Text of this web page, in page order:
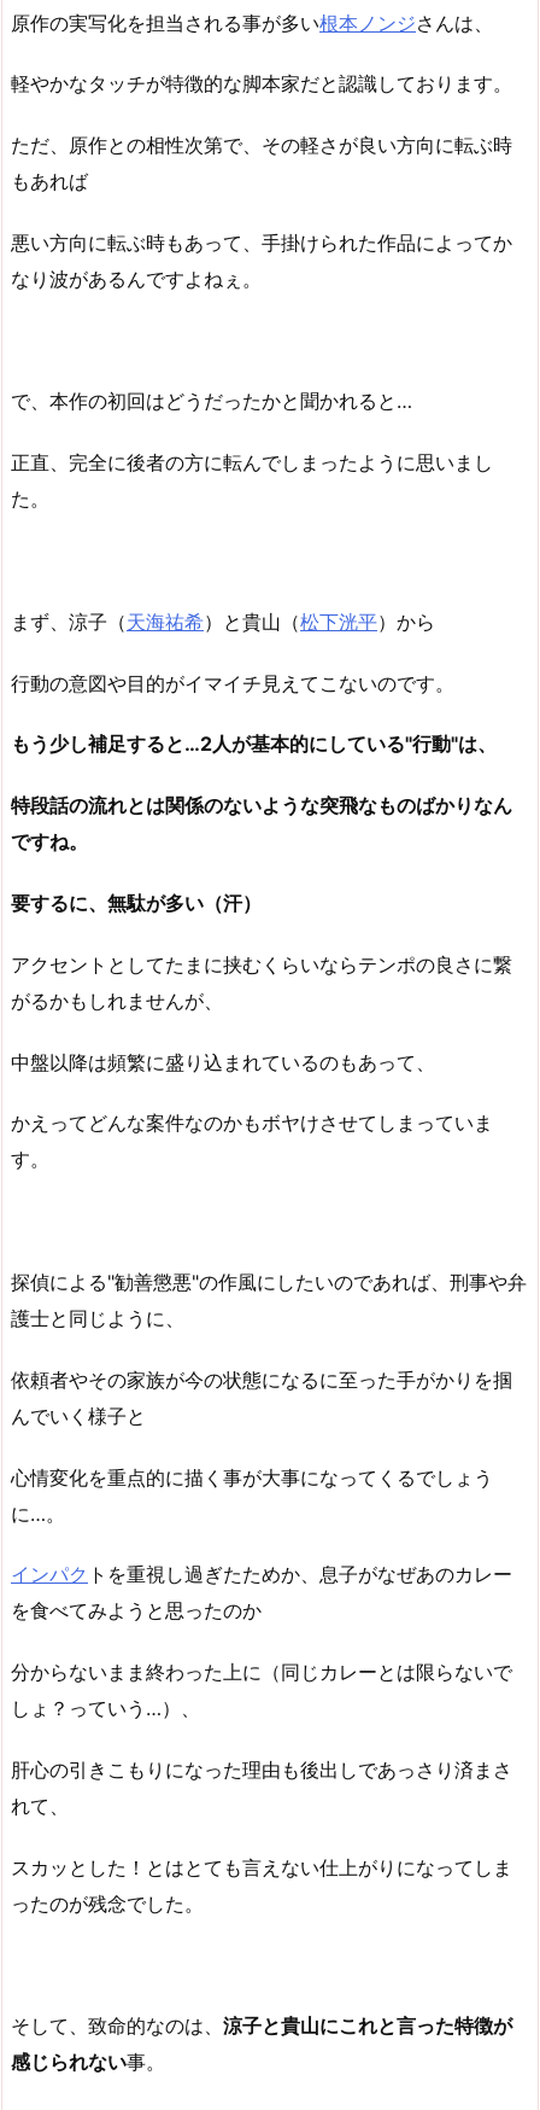
原作の実写化を担当される事が多い根本ノンジさんは、
軽やかなタッチが特徴的な脚本家だと認識しております。
ただ、原作との相性次第で、その軽さが良い方向に転ぶ時
もあれば
悪い方向に転ぶ時もあって、手掛けられた作品によってか
なり波があるんですよねぇ。
で、本作の初回はどうだったかと聞かれると…
正直、完全に後者の方に転んでしまったように思いまし
た。
まず、涼子（天海祐希）と貴山（松下洸平）から
行動の意図や目的がイマイチ見えてこないのです。
もう少し補足すると…2人が基本的にしている"行動"は、
特段話の流れとは関係のないような突飛なものばかりなん
ですね。
要するに、無駄が多い（汗）
アクセントとしてたまに挟むくらいならテンポの良さに繋
がるかもしれませんが、
中盤以降は頻繁に盛り込まれているのもあって、
かえってどんな案件なのかもボヤけさせてしまっていま
す。
探偵による"勧善懲悪"の作風にしたいのであれば、刑事や弁
護士と同じように、
依頼者やその家族が今の状態になるに至った手がかりを掴
んでいく様子と
心情変化を重点的に描く事が大事になってくるでしょう
に…。
インパク トを重視し過ぎたためか、息子がなぜあのカレー
を食べてみようと思ったのか
分からないまま終わった上に（同じカレーとは限らないで
しょ？っていう…）、
肝心の引きこもりになった理由も後出しであっさり済まさ
れて、
スカッとした！とはとても言えない仕上がりになってしま
ったのが残念でした。
そして、致命的なのは、 涼子と貴山にこれと言った特徴が
感じられない事。